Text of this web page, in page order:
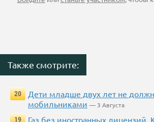
Также смотрите:
20
Дети младше двух лет не
мобильниками — 3 Августа
19
Газ без иностранных лицензий.